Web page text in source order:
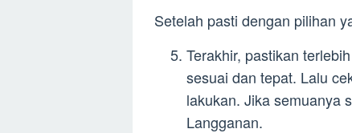
Setelah pasti dengan pilihan
Terakhir, pastikan
sesuai dan tepat. Lalu
lakukan. Jika semuanya
Langganan.